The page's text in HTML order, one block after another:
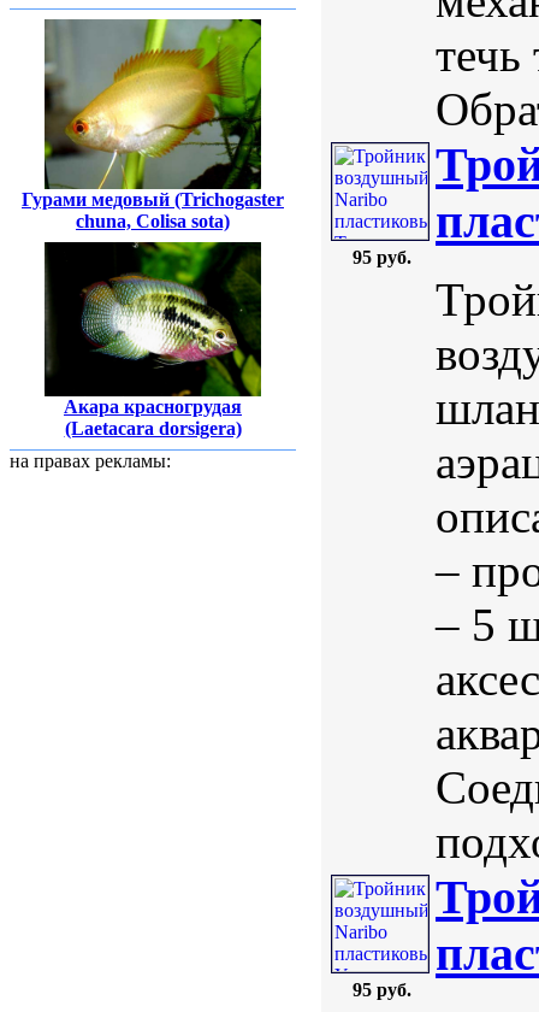
Гурами медовый (Trichogaster
chuna, Colisa sota)
Акара красногрудая
(Laetacara dorsigera)
на правах рекламы:
течь
95 руб.
–
– 5
95 руб.